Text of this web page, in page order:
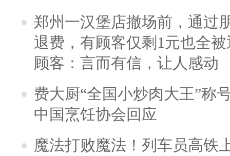
郑州一汉堡店撤场前，通过
退费，有顾客仅剩1元也全
顾客：言而有信，让人感动
费大厨“全国小炒肉大王”称
中国烹饪协会回应
魔法打败魔法！列车员高铁